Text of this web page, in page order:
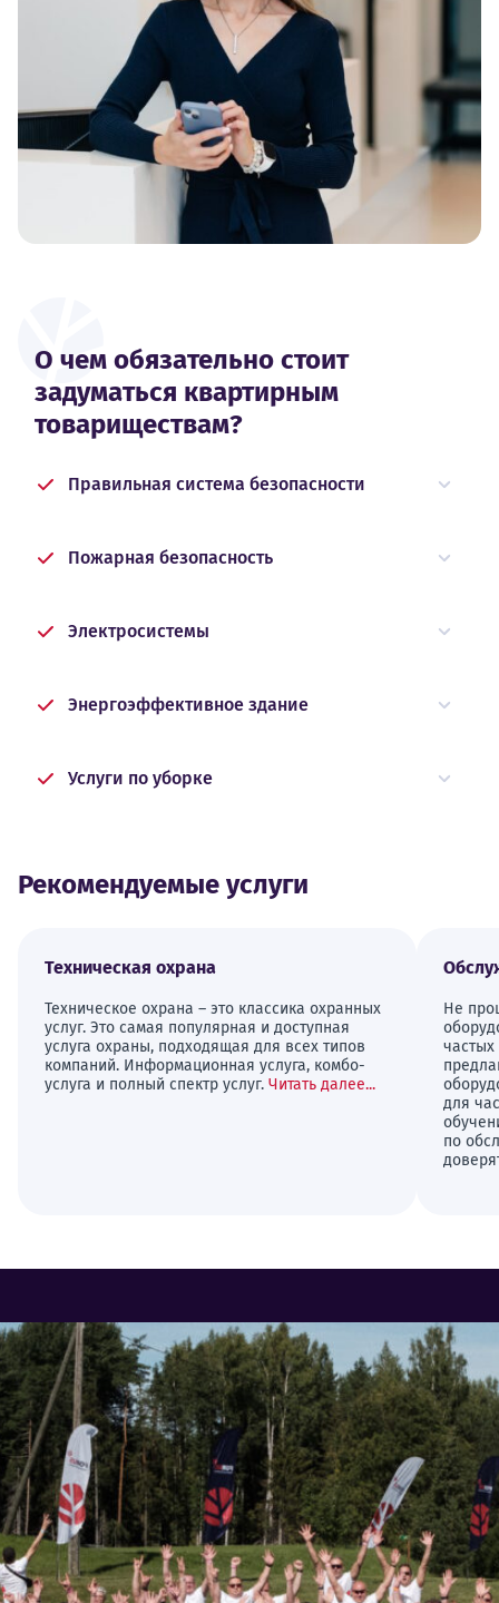
О чем обязательно стоит
задуматься квартирным
товариществам?
Правильная система безопасности
Пожарная безопасность
Электросистемы
Энергоэффективное здание
Услуги по уборке
Рекомендуемые услуги
Техническая охрана
Техническое охрана – это классика охранных
услуг. Это самая популярная и доступная
услуга охраны, подходящая для всех типов
компаний. Информационная услуга, комбо-
услуга и полный спектр услуг. Читать далее...
Не
для
по